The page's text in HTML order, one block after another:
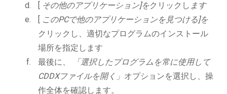
[ その他のアプリケーション]をクリックし ます
[ このPCで他のアプリケーションを見つける]を
クリックし、適切なプログラムのインストール
場所を指定します
最後に、
「選択したプログラムを常に使用して
CDDXファイルを開く」 オプションを選択し、操
作全体を確認します。